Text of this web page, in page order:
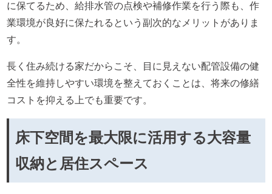
に保てるため、給排水管の点検や補修作業を行う際も、作
業環境が良好に保たれるという副次的なメリットがありま
す。
長く住み続ける家だからこそ、目に見えない配管設備の健
全性を維持しやすい環境を整えておくことは、将来の修繕
コストを抑える上でも重要です。
床下空間を最大限に活用する大容量
収納と居住スペース